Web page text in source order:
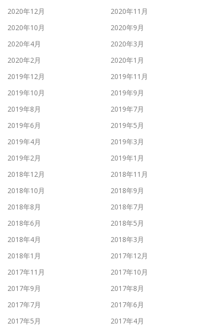
2020年12月
2020年11月
2020年10月
2020年9月
2020年4月
2020年3月
2020年2月
2020年1月
2019年12月
2019年11月
2019年10月
2019年9月
2019年8月
2019年7月
2019年6月
2019年5月
2019年4月
2019年3月
2019年2月
2019年1月
2018年12月
2018年11月
2018年10月
2018年9月
2018年8月
2018年7月
2018年6月
2018年5月
2018年4月
2018年3月
2018年1月
2017年12月
2017年11月
2017年10月
2017年9月
2017年8月
2017年7月
2017年6月
2017年5月
2017年4月